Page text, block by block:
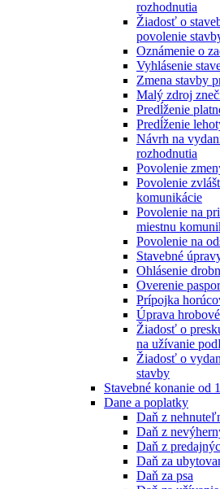
rozhodnutia
Žiadosť o
povolenie
Oznámenie o
Vyhlásenie
Zmena stavby
Malý zdroj
Predĺženie
Predĺženie
Návrh na
rozhodnutia
Povolenie
Povolenie
komunikácie
Povolenie na
miestnu
Povolenie na
Stavebné
Ohlásenie
Overenie
Prípojka
Úprava
Žiadosť o
na užívanie
Žiadosť o
stavby
Stavebné konanie od
Dane a poplatky
Daň z
Daň z
Daň z
Daň za
Daň za psa